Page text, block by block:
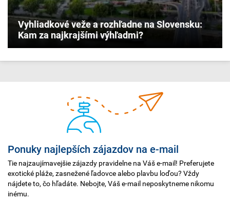
Vyhliadkové veže a rozhľadne na Slovensku:
Kam za najkrajšími výhľadmi?
Ponuky najlepších zájazdov na e-mail
Tie najzaujímavejšie zájazdy pravidelne na Váš e-mail! Preferujete
exotické pláže, zasnežené ľadovce alebo plavbu loďou? Vždy
nájdete to, čo hľadáte. Nebojte, Váš e-mail neposkytneme nikomu
inému.